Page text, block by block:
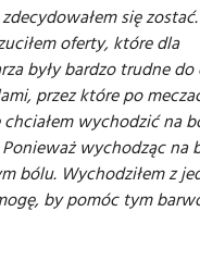
się
oferty, które dla
były bardzo trudne do
przez które po
chciałem wychodzić na
Ponieważ wychodząc na
bólu. Wychodziłem z
by pomóc tym